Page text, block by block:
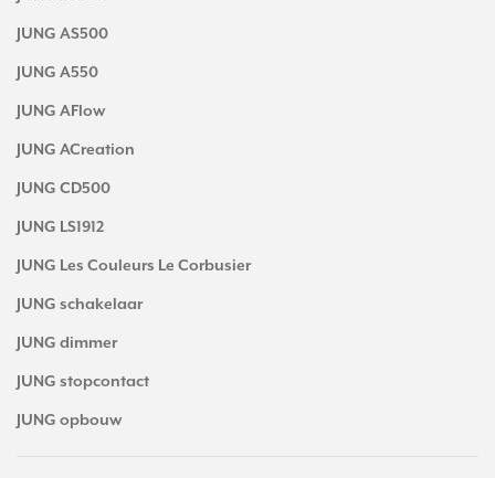
JUNG AS500
JUNG A550
JUNG AFlow
JUNG ACreation
JUNG CD500
JUNG LS1912
JUNG Les Couleurs Le Corbusier
JUNG schakelaar
JUNG dimmer
JUNG stopcontact
JUNG opbouw